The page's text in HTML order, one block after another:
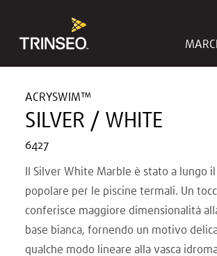
ACRYSWIM™
SILVER / WHITE
6427
Il Silver White Marble è stato a lungo
popolare per le piscine termali. Un
conferisce maggiore dimensionalità
base bianca, fornendo un motivo
qualche modo lineare alla vasca